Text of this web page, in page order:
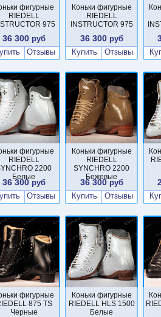
фигурные
RIEDELL
975
36 300 руб
Отзывы
Коньки фигурные
RIEDELL
INSTRUCTOR 975
36 300руб
Купить
Отзывы
фигурные
RIEDELL
2200
Белые
36 300 руб
Отзывы
Коньки фигурные
RIEDELL
SYNCHRO 2200
Бежевые
36 300руб
Купить
Отзывы
фигурные
875 TS
Черные
Коньки фигурные
RIEDELL HLS 1500
Белые